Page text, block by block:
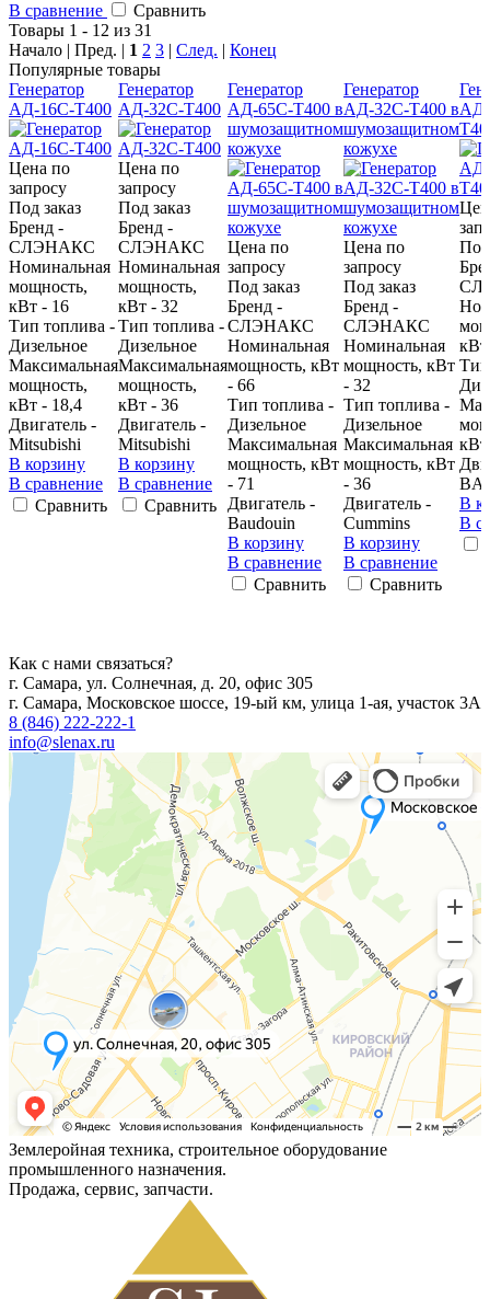
В сравнение
Сравнить
Товары 1 - 12 из 31
Начало | Пред. | 1 2 3 | След. | Конец
Популярные товары
Генератор
АД-16С-Т400
Цена по
запросу
Под заказ
Бренд -
CЛЭНАКС
Номинальная
мощность,
кВт - 16
Тип топлива -
Дизельное
Максимальная
мощность,
кВт - 18,4
Двигатель -
Mitsubishi
В корзину
В сравнение
Сравнить
Генератор
АД-32С-Т400
Цена по
запросу
Под заказ
Бренд -
CЛЭНАКС
Номинальная
мощность,
кВт - 32
Тип топлива -
Дизельное
Максимальная
мощность,
кВт - 36
Двигатель -
Mitsubishi
В корзину
В сравнение
Сравнить
Генератор
АД-65С-Т400 в
шумозащитном
кожухе
Цена по
запросу
Под заказ
Бренд -
CЛЭНАКС
Номинальная
мощность, кВт
- 66
Тип топлива -
Дизельное
Максимальная
мощность, кВт
- 71
Двигатель -
Baudouin
В корзину
В сравнение
Сравнить
Генератор
АД-32С-Т400 в
шумозащитном
кожухе
Цена по
запросу
Под заказ
Бренд -
CЛЭНАКС
Номинальная
мощность, кВт
- 32
Тип топлива -
Дизельное
Максимальная
мощность, кВт
- 36
Двигатель -
Cummins
В корзину
В сравнение
Сравнить
Под
кВт
кВт
В
В
Как с нами связаться?
г. Самара, ул. Солнечная, д. 20, офис 305
г. Самара, Московское шоссе, 19-ый км, улица 1-ая, участок 3А
8 (846) 222-222-1
info@slenax.ru
Землеройная техника, строительное оборудование
промышленного назначения.
Продажа, сервис, запчасти.